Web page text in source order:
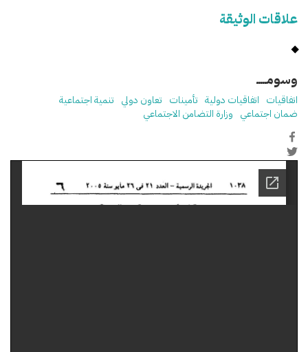
علاقات الوثيقة
وسومـــــ
اتفاقيات اتفاقيات دولية تأمينات تعاون دولي تنمية اجتماعية
ضمان اجتماعي وزارة التضامن الاجتماعي